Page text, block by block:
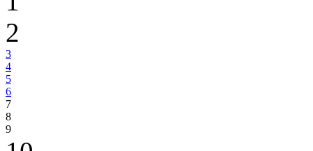
2
3
4
5
6
7
8
9